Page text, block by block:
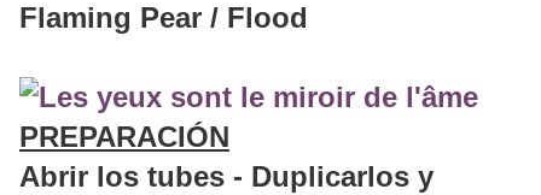
Flaming Pear / Flood
PREPARACIÓN
Abrir los tubes - Duplicarlos y